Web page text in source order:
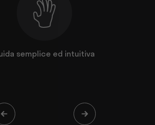
semplice ed intuitiva